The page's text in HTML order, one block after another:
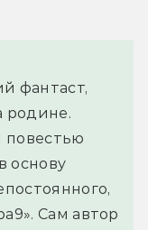
фантаст,
родине.
основу
Сам автор